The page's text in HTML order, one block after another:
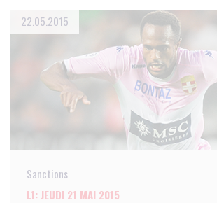
22.05.2015
Sanctions
L1: JEUDI 21 MAI 2015